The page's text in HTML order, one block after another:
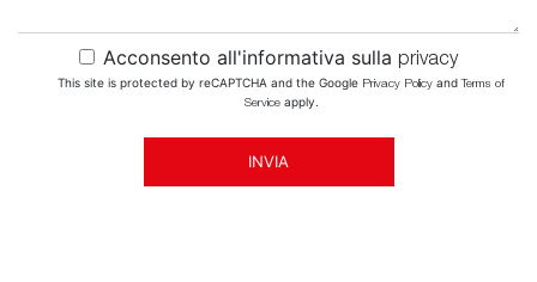
Acconsento all'informativa sulla privacy
This site is protected by reCAPTCHA and the Google Privacy Policyand Terms of
Serviceapply.
INVIA